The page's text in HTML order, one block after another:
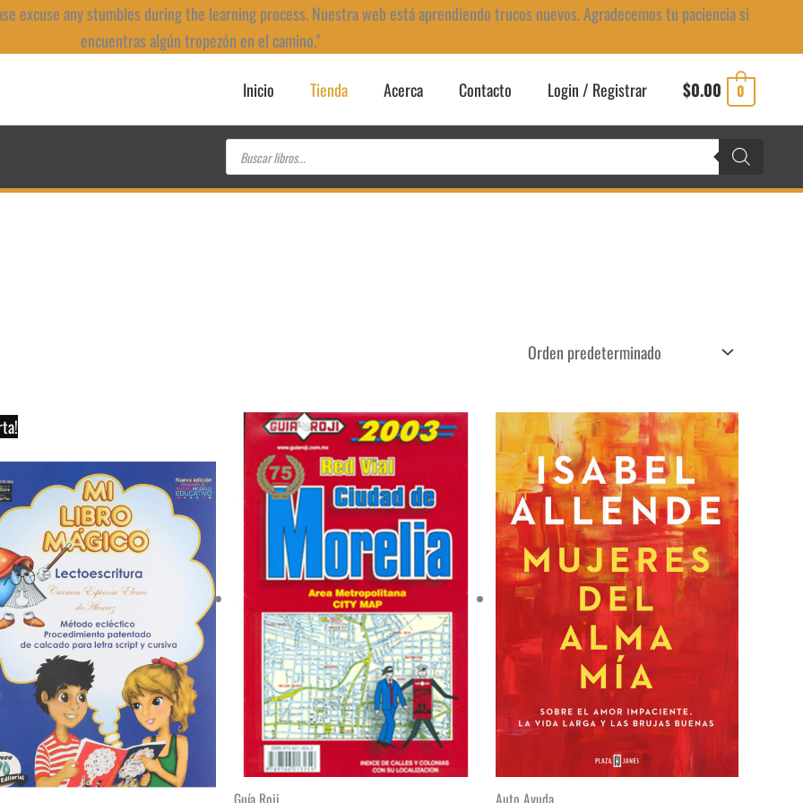
excuse any stumbles during the learning process. Nuestra web está aprendiendo trucos nuevos. Agradecemos tu paciencia si
encuentras algún tropezón en el camino."
Inicio Tienda Acerca Contacto Login / Registrar $0.00 0
Búsqueda
productos
Guía Roji Auto Ayuda